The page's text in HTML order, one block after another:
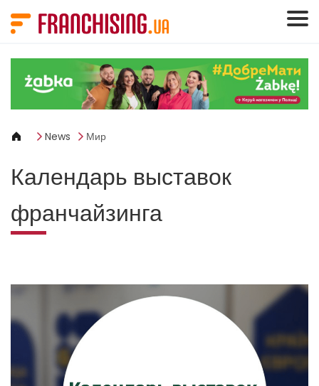
News Мир
Календарь выставок
франчайзинга